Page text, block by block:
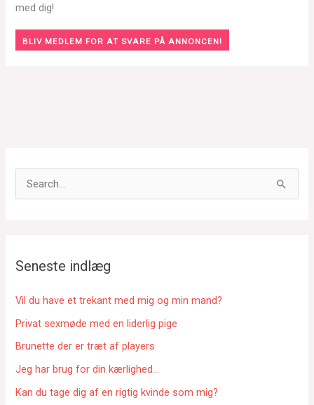
med dig!
BLIV MEDLEM FOR AT SVARE PÅ ANNONCEN!
ø
f
e
r
:
Seneste indlæg
Vil du have et trekant med mig og min mand?
Privat sexmøde med en liderlig pige
Brunette der er træt af players
Jeg har brug for din kærlighed…
Kan du tage dig af en rigtig kvinde som mig?